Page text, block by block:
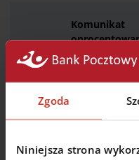
Zgoda
Niniejsza strona
Komunikat
produktów
oferty od
01.11.2021 r.
Plik w
Komunikat